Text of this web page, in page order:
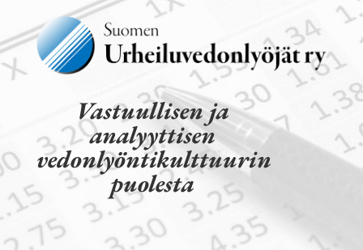
Vastuullisen ja
analyyttisen
vedonlyöntikulttuurin
puolesta